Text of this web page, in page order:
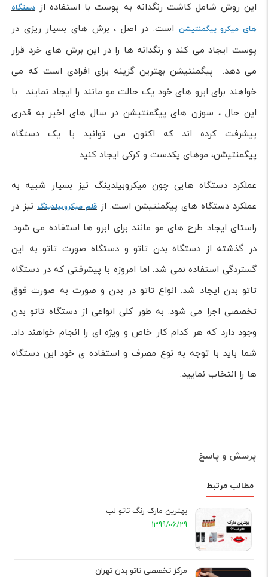
این روش شامل کاشت رنگدانه به پوست با استفاده از دستگاه
های میکرو پیگمنتیشن است. در اصل ، برش های بسیار ریزی در
پوست ایجاد می کند و رنگدانه ها را در این برش های خرد قرار
می دهد. پیگمنتیشن بهترین گزینه برای افرادی است که می
خواهند برای ابرو های خود یک حالت مو مانند را ایجاد نمایند. با
این حال ، سوزن های پیگمنتیشن در سال های اخیر به قدری
پیشرفت کرده اند که اکنون می توانید با یک دستگاه
پیگمنتیشن، موهای یکدست و کرکی ایجاد کنید.
عملکرد دستگاه هایی چون میکروبیلدینگ نیز بسیار شبیه به
عملکرد دستگاه های پیگمنتیشن است. از قلم میکروبیلدینگ نیز در
راستای ایجاد طرح های مو مانند برای ابرو ها استفاده می شود.
در گذشته از دستگاه بدن تاتو و دستگاه صورت تاتو به این
گستردگی استفاده نمی شد. اما امروزه با پیشرفتی که در دستگاه
تاتو بدن ایجاد شد. انواع تاتو در بدن و صورت به صورت فوق
تخصصی اجرا می شود. به طور کلی انواعی از دستگاه تاتو بدن
وجود دارد که هر کدام کار خاص و ویژه ای را انجام خواهند داد.
شما باید با توجه به نوع مصرف و استفاده ی خود این دستگاه
ها را انتخاب نمایید.
پرسش و پاسخ
مطالب مرتبط
بهترین مارک رنگ تاتو لب
1399/06/29
مرکز تخصصی تاتو بدن تهران